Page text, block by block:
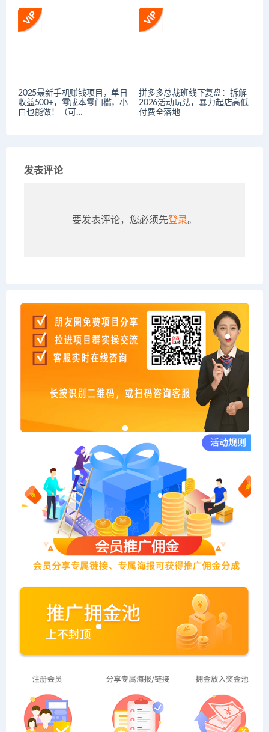
2025最新手机赚钱项目，单日
收益500+，零成本零门槛，小
白也能做！（可…
拼多多总裁班线下复盘：拆解
2026活动玩法，暴力起店高低
付费全落地
发表评论
要发表评论，您必须先登录。